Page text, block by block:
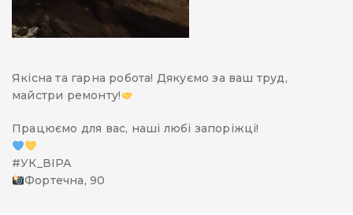
Якісна та гарна робота! Дякуємо за ваш труд,
майстри ремонту!
Працюємо для вас, наші любі запоріжці!
#УК_ВІРА
Фортечна, 90